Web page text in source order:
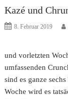
Kazé und
8. Februar 2019
und vorletzten
umfassenden
sind es ganze
Woche wird es